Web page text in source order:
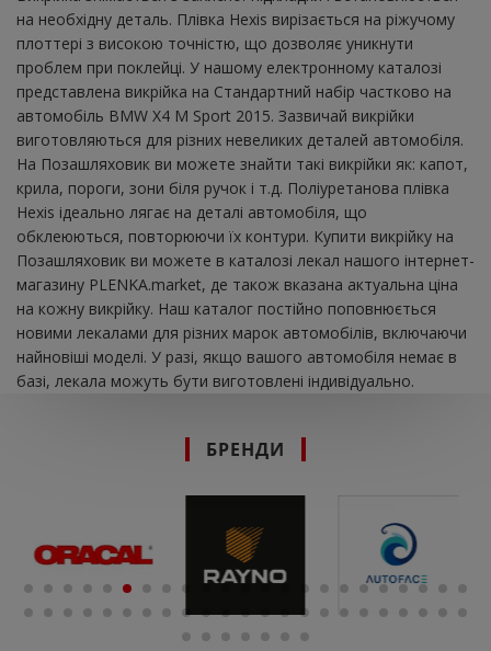
на необхідну деталь. Плівка Hexis вирізається на ріжучому
плоттері з високою точністю, що дозволяє уникнути
проблем при поклейці. У нашому електронному каталозі
представлена ​​викрійка на Стандартний набір частково на
автомобіль BMW X4 M Sport 2015. Зазвичай викрійки
виготовляються для різних невеликих деталей автомобіля.
На Позашляховик ви можете знайти такі викрійки як: капот,
крила, пороги, зони біля ручок і т.д. Поліуретанова плівка
Hexis ідеально лягає на деталі автомобіля, що
обклеюються, повторюючи їх контури. Купити викрійку на
Позашляховик ви можете в каталозі лекал нашого інтернет-
магазину PLENKA.market, де також вказана актуальна ціна
на кожну викрійку. Наш каталог постійно поповнюється
новими лекалами для різних марок автомобілів, включаючи
найновіші моделі. У разі, якщо вашого автомобіля немає в
базі, лекала можуть бути виготовлені індивідуально.
БРЕНДИ